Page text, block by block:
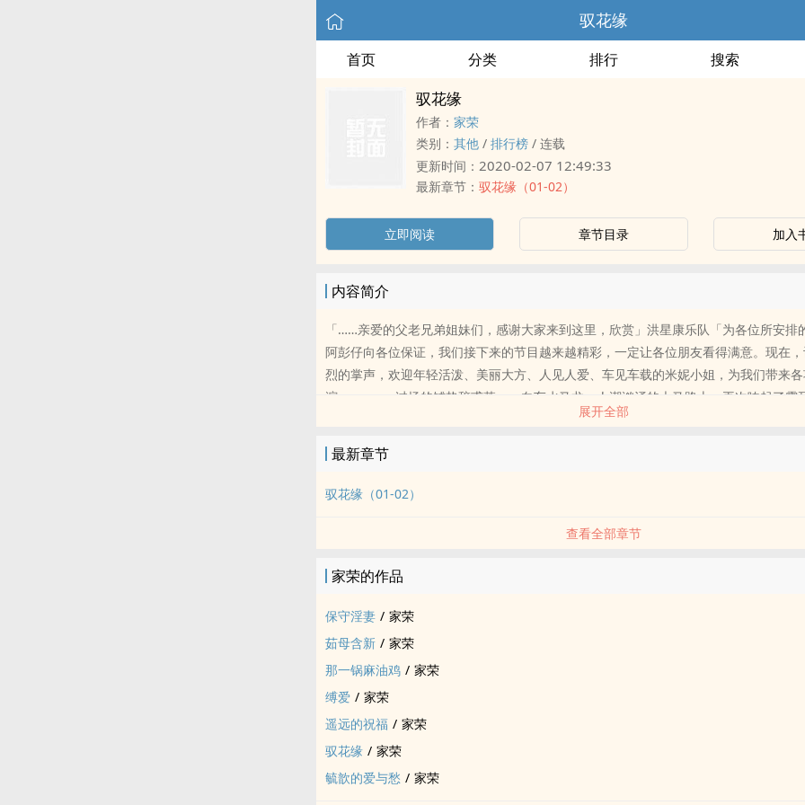
驭花缘
首页 分类 排行 搜索
驭花缘
作者： 家荣
类别： 其他 / 排行榜 / 连载
更新时间： 2020-02-07 12:49:33
最新章节： 驭花缘（01-02）
立即阅读 章节目录 加入
内容简介
「……亲爱的父老兄弟姐妹们，感谢大家来到这里，欣赏」洪星康乐队「为各位所安排
阿彭仔向各位保证，我们接下来的节目越来越精彩，一定让各位朋友看得满意。现在
烈的掌声，欢迎年轻活泼、美丽大方、人见人爱、车见车载的米妮小姐，为我们带来
演……」 过场的铺垫辞甫落，一向车水马龙，人潮汹涌的大马路上，再次响起了震
声，这也使得原本应该是车辆行驶的大道，就在观众及临时搭建的舞台的占据下，顿时
展开全部
最新章节
驭花缘（01-02）
查看全部章节
家荣的作品
保守­淫​‌妻‌‍‍ / 家荣
茹母含新 / 家荣
那一锅麻油鸡 / 家荣
缚爱 / 家荣
遥远的祝福 / 家荣
驭花缘 / 家荣
毓歆的爱与愁 / 家荣